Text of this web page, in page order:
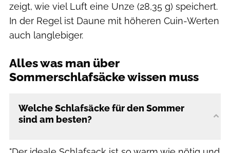
zeigt, wie viel Luft eine Unze (28,35 g) speichert.
In der Regel ist Daune mit höheren Cuin-Werten
auch langlebiger.
Alles was man über
Sommerschlafsäcke wissen muss
Welche Schlafsäcke für den Sommer
sind am besten?